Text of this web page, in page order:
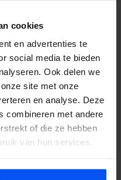
cookies
en advertenties te
social media te bieden
Ook delen we
site met onze
en analyse. Deze
combineren met andere
of die ze hebben
van hun services.
om een e-